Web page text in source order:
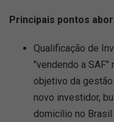
Principais pontos
Qualificação de
"vendendo a SAF"
objetivo da
novo investidor,
domicílio no